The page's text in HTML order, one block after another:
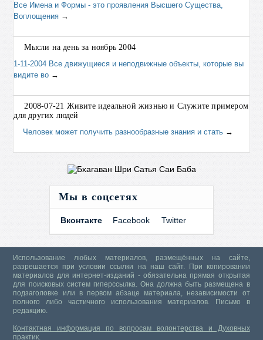
Все Имена и Формы - это проявления Высшего Существа,
Воплощения →
Мысли на день за ноябрь 2004
1-11-2004 Все движущиеся и неподвижные объекты, которые вы
видите во →
2008-07-21 Живите идеальной жизнью и Служите примером
для других людей
Человек может получить разнообразные знания и стать →
Мы в соцсетях
Вконтакте Facebook Twitter
Использование любых материалов, размещённых на сайте,
разрешается при условии ссылки на наш сайт. При копировании
материалов для интернет-изданий - обязательна прямая открытая
для поисковых систем гиперссылка. Она должна быть размещена в
подзаголовке или в первом абзаце материала, независимости от
полного либо частичного использования материалов.
Письмо в
редакцию.
Контактная информация по вопросам волонтерства и Духовных
практик.